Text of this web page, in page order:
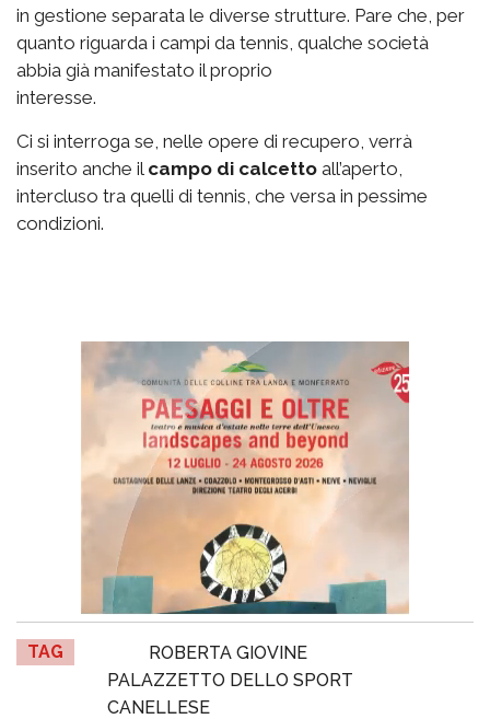
in gestione separata le diverse strutture. Pare che, per
quanto riguarda i campi da tennis, qualche società
abbia già manifestato il proprio
interesse.
Ci si interroga se, nelle opere di recupero, verrà
inserito anche il campo di calcetto all’aperto,
intercluso tra quelli di tennis, che versa in pessime
condizioni.
TAG
ROBERTA GIOVINE
PALAZZETTO DELLO SPORT
CANELLESE